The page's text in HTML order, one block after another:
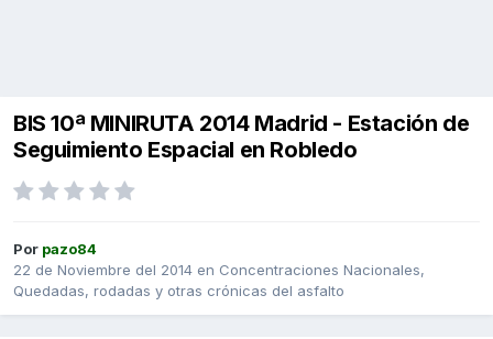
BIS 10ª MINIRUTA 2014 Madrid - Estación de
Seguimiento Espacial en Robledo
Por pazo84
22 de Noviembre del 2014 en Concentraciones Nacionales,
Quedadas, rodadas y otras crónicas del asfalto